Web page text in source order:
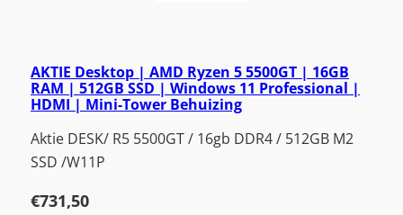
AKTIE Desktop | AMD Ryzen 5 5500GT | 16GB
RAM | 512GB SSD | Windows 11 Professional |
HDMI | Mini-Tower Behuizing
Aktie DESK/ R5 5500GT / 16gb DDR4 / 512GB M2
SSD /W11P
€731,50